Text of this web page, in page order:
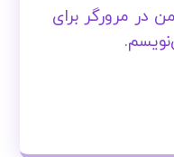
در مرورگر برای